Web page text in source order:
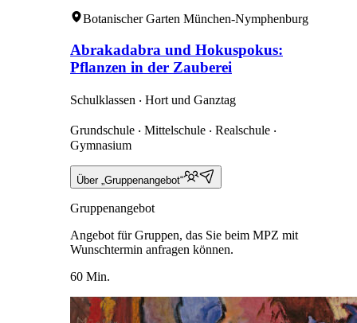
Botanischer Garten München-Nymphenburg
Abrakadabra und Hokuspokus:
Pflanzen in der Zauberei
Schulklassen ‧ Hort und Ganztag
Grundschule ‧ Mittelschule ‧ Realschule ‧
Gymnasium
Über „Gruppenangebot“
Gruppenangebot
Angebot für Gruppen, das Sie beim MPZ mit
Wunschtermin anfragen können.
60 Min.